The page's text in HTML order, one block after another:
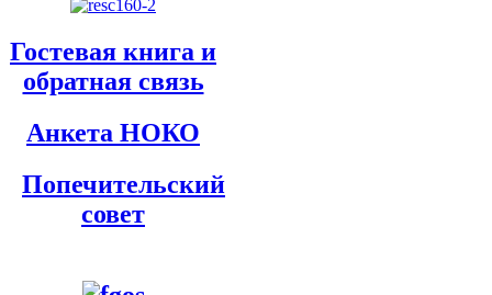
Гостевая книга и
обратная связь
Анкета НОКО
Попечительский
совет